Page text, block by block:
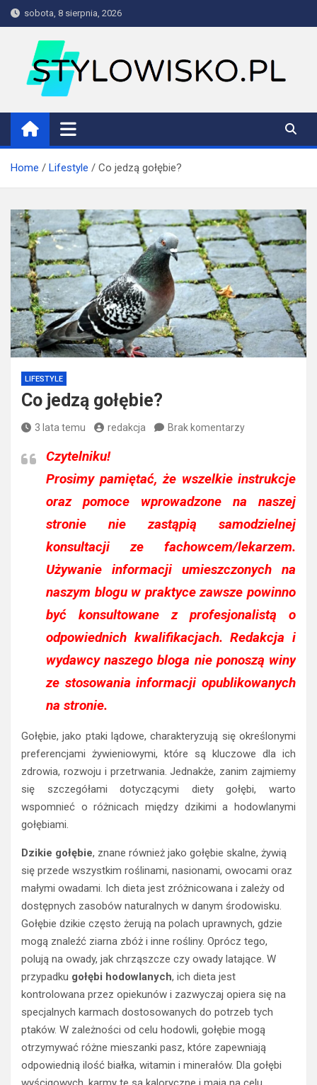
Skip
to
sobota, 8 sierpnia, 2026
stylowisko.pl
Blog
Home Lifestyle Co jedzą gołębie?
LIFESTYLE
Co jedzą gołębie?
3 lata temu redakcja Brak komentarzy
Czytelniku!
Prosimy pamiętać, że wszelkie instrukcje
oraz pomoce wprowadzone na naszej
stronie nie zastąpią samodzielnej
konsultacji ze fachowcem/lekarzem.
Używanie informacji umieszczonych na
naszym blogu w praktyce zawsze powinno
być konsultowane z profesjonalistą o
odpowiednich kwalifikacjach. Redakcja i
wydawcy naszego bloga nie ponoszą winy
ze stosowania informacji opublikowanych
na stronie.
Gołębie, jako ptaki lądowe, charakteryzują się określonymi
preferencjami żywieniowymi, które są kluczowe dla ich
zdrowia, rozwoju i przetrwania. Jednakże, zanim zajmiemy
się szczegółami dotyczącymi diety gołębi, warto
wspomnieć o różnicach między dzikimi a hodowlanymi
gołębiami.
Dzikie gołębie, znane również jako gołębie skalne, żywią
się przede wszystkim roślinami, nasionami, owocami oraz
małymi owadami. Ich dieta jest zróżnicowana i zależy od
dostępnych zasobów naturalnych w danym środowisku.
Gołębie dzikie często żerują na polach uprawnych, gdzie
mogą znaleźć ziarna zbóż i inne rośliny. Oprócz tego,
polują na owady, jak chrząszcze czy owady latające. W
przypadku gołębi hodowlanych, ich dieta jest
kontrolowana przez opiekunów i zazwyczaj opiera się na
specjalnych karmach dostosowanych do potrzeb tych
ptaków. W zależności od celu hodowli, gołębie mogą
otrzymywać różne mieszanki pasz, które zapewniają
odpowiednią ilość białka, witamin i minerałów. Dla gołębi